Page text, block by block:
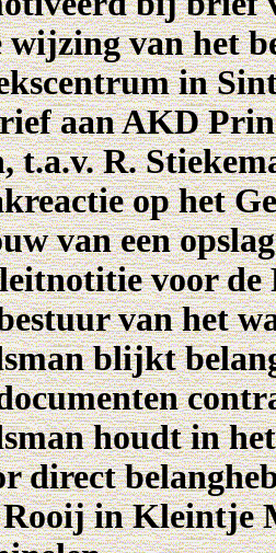
van het
in
aan AKD
t.a.v. R.
op het
van een
voor de
van het
blijkt
houdt in het
direct
in Kleintje